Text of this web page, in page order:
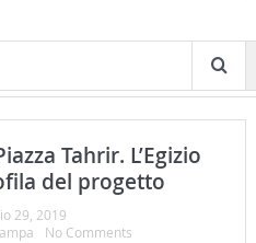
Tahrir. L’Egizio
del progetto
29, 2019
No Comments